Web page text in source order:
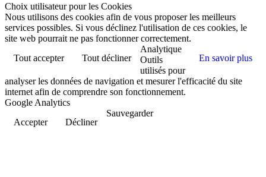
Choix utilisateur pour les Cookies
Nous utilisons des cookies afin de vous proposer les meilleurs
services possibles. Si vous déclinez l'utilisation de ces cookies, le
site web pourrait ne pas fonctionner correctement.
Tout accepter
Tout décliner En savoir plus
Analytique
Outils
utilisés pour
analyser les données de navigation et mesurer l'efficacité du site
internet afin de comprendre son fonctionnement.
Google Analytics
Accepter
Décliner
Sauvegarder